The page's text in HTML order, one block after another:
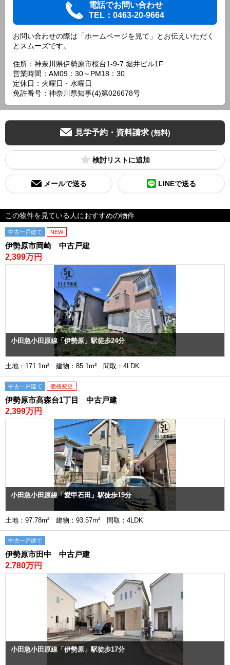
電話でお問い合わせ
TEL：0463-20-9664
お問い合わせの際は「ホームページを見て」とお伝えいただく
とスムーズです。
住所：神奈川県伊勢原市桜台1-9-7 堀井ビル1F
営業時間：AM09：30～PM18：30
定休日：火曜日・水曜日
免許番号：神奈川県知事(4)第026678号
見学予約・資料請求 (無料)
検討リスト
メールで送る LINEで送る
この物件を見ている人におすすめの物件
中古一戸建て NEW
伊勢原市岡崎 中古戸建
2,399万円
小田急小田原線「伊勢原」駅徒歩24分
土地：171.1m² 建物：85.1m² 間取：4LDK
中古一戸建て 価格変更
伊勢原市高森台1丁目 中古戸建
2,399万円
小田急小田原線「愛甲石田」駅徒歩19分
土地：97.78m² 建物：93.57m² 間取：4LDK
中古一戸建て
伊勢原市田中 中古戸建
2,780万円
小田急小田原線「伊勢原」駅徒歩17分